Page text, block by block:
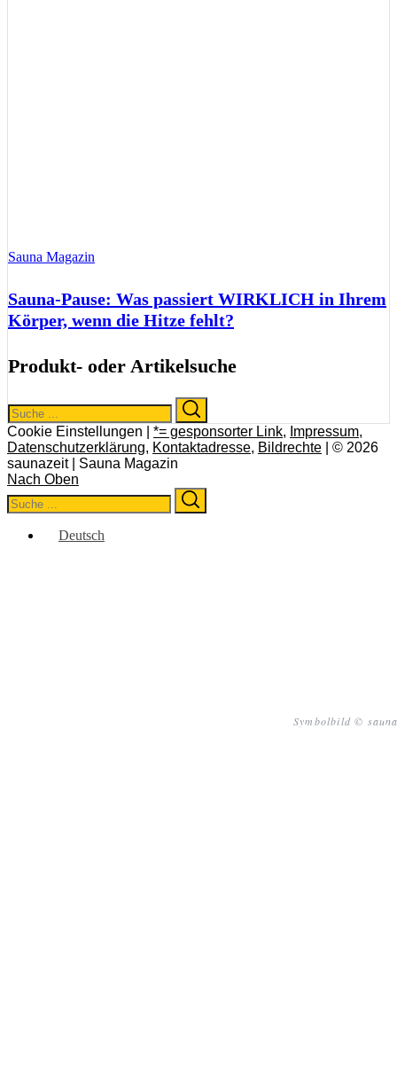
Symbolbild ©
Sauna Magazin
Sauna-Pause: Was passiert WIRKLICH in Ihrem
Körper, wenn die Hitze fehlt?
Produkt- oder Artikelsuche
Search
for:
Cookie Einstellungen | *= gesponsorter Link, Impressum,
Datenschutzerklärung, Kontaktadresse, Bildrechte | © 2026
saunazeit | Sauna Magazin
Nach Oben
Search
for:
Deutsch